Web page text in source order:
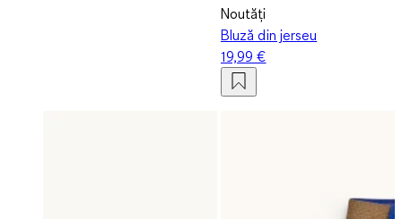
Noutăți
Bluză din jerseu
19,99 €